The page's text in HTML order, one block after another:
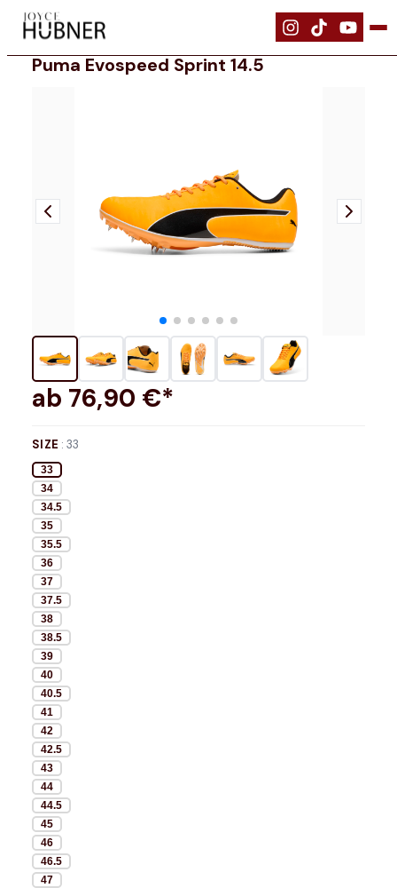
| Schuhe |
Puma Evospeed Sprint 14.5
ab 76,90 €*
SIZE :33
33
34
34.5
35
35.5
36
37
37.5
38
38.5
39
40
40.5
41
42
42.5
43
44
44.5
45
46
46.5
47